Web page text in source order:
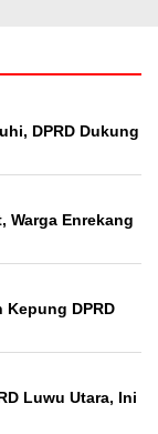
DPRD Dukung
Warga Enrekang
Kepung DPRD
Luwu Utara, Ini